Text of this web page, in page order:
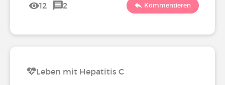
12 2 Kommentieren
Leben mit Hepatitis C